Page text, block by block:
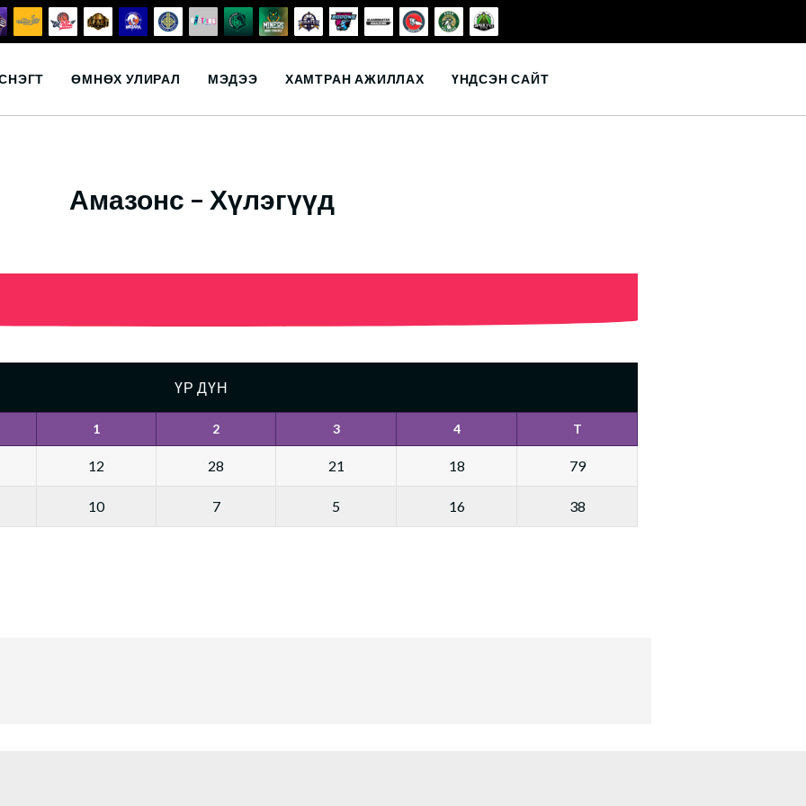
ӨМНӨХ УЛИРАЛ МЭДЭЭ ХАМТРАН АЖИЛЛАХ ҮНДСЭН САЙТ
Амазонс – Хүлэгүүд
ҮР ДҮН
1 2 3 4 T
12 28 21 18 79
10 7 5 16 38